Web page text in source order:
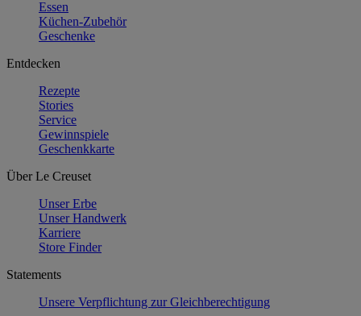
Essen
Küchen-Zubehör
Geschenke
Entdecken
Rezepte
Stories
Service
Gewinnspiele
Geschenkkarte
Über Le Creuset
Unser Erbe
Unser Handwerk
Karriere
Store Finder
Statements
Unsere Verpflichtung zur Gleichberechtigung